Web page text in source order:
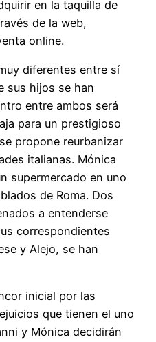
en la taquilla de
de la web,
online.
diferentes entre sí
sus hijos se han
entre ambos será
para un prestigioso
propone reurbanizar
italianas. Mónica
supermercado en uno
de Roma. Dos
a entenderse
correspondientes
y Alejo, se han
inicial por las
que tienen el uno
y Mónica decidirán